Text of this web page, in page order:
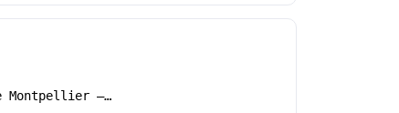
Montpellier –…